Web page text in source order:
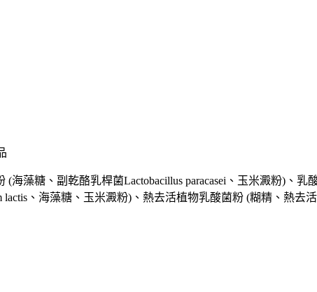
藻糖、副乾酪乳桿菌Lactobacillus paracasei 、玉米澱粉)、乳
lactis 、海藻糖、玉米澱粉)、熱去活植物乳酸菌粉 (糊精、熱去